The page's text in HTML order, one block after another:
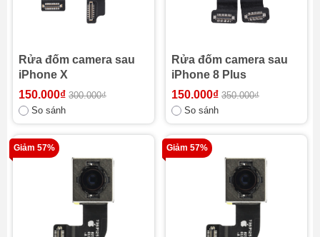
Rửa đốm camera sau
iPhone X
150.000₫ 300.000₫
So sánh
Rửa đốm camera sau
iPhone 8 Plus
150.000₫ 350.000₫
So sánh
Giảm 57% Giảm 57%